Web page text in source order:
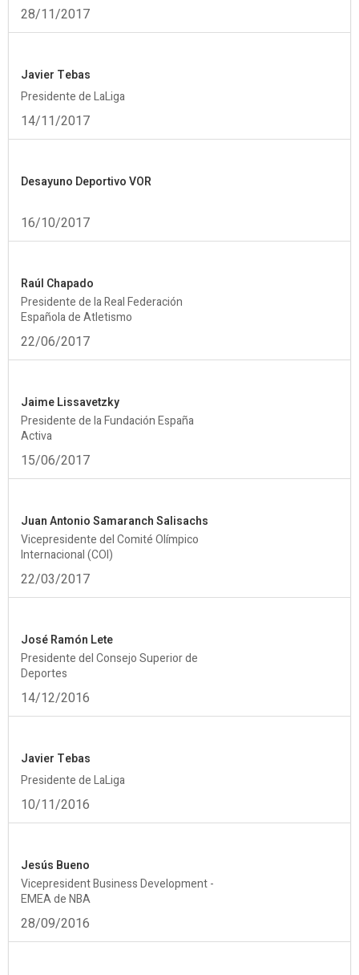
28/11/2017
Javier Tebas
Presidente de LaLiga
14/11/2017
Desayuno Deportivo VOR
16/10/2017
Raúl Chapado
Presidente de la Real Federación
Española de Atletismo
22/06/2017
Jaime Lissavetzky
Presidente de la Fundación España
Activa
15/06/2017
Juan Antonio Samaranch Salisachs
Vicepresidente del Comité Olímpico
Internacional (COI)
22/03/2017
José Ramón Lete
Presidente del Consejo Superior de
Deportes
14/12/2016
Javier Tebas
Presidente de LaLiga
10/11/2016
Jesús Bueno
Vicepresident Business Development -
EMEA de NBA
28/09/2016